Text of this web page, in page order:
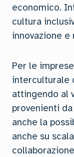
economico.
cultura
innovazione
Per le
interculturale
attingendo al
provenienti
anche la
anche su